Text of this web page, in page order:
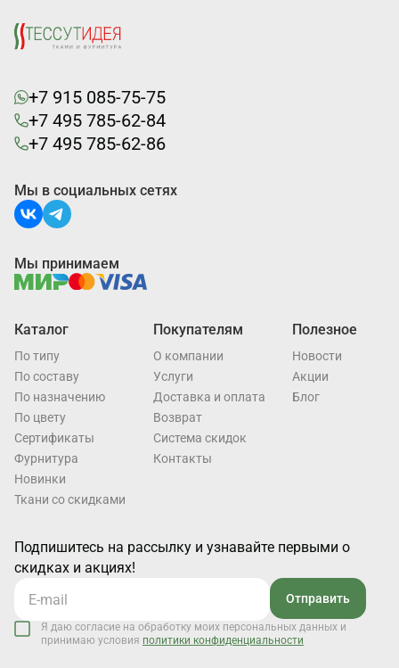
+7 915 085-75-75
+7 495 785-62-84
+7 495 785-62-86
Каталог
По типу
По составу
По назначению
По цвету
Cертификаты
Фурнитура
Новинки
Ткани со скидками
Покупателям
О компании
Услуги
Доставка и оплата
Возврат
Система скидок
Контакты
Полезное
Новости
Акции
Блог
Подпишитесь на рассылку и узнавайте первыми о
скидках и акциях!
Отправить
Я даю согласие на обработку моих персональных данных и
принимаю условия политики конфиденциальности
Мы в социальных сетях
Мы принимаем